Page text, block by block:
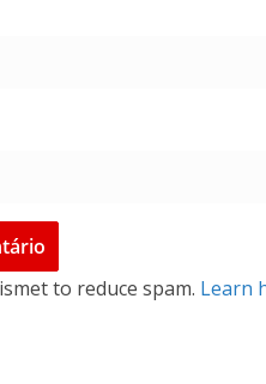
to reduce spam. Learn